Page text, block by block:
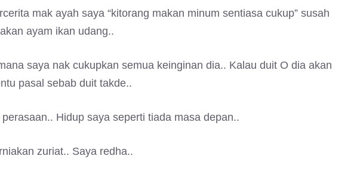
mak ayah saya “kitorang makan minum sentiasa cukup” susah
ayam ikan udang..
saya nak cukupkan semua keinginan dia.. Kalau duit O dia akan
pasal sebab duit takde..
Hidup saya seperti tiada masa depan..
zuriat.. Saya redha..